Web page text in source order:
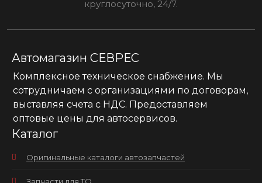
круглосуточно, 24/7.
Автомагазин СЕВРЕС
Комплексное техническое снабжение. Мы
сотрудничаем с организациями по договорам,
выставляя счета с НДС. Предоставляем
оптовые цены для автосервисов.
Каталог
Оригинальные каталоги автозапчастей